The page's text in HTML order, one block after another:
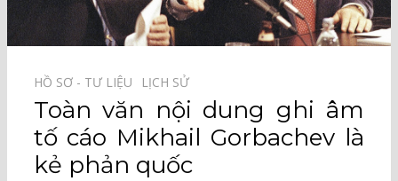
HỒ SƠ - TƯ LIỆU⠀ LỊCH SỬ⠀
Toàn văn nội dung ghi âm
tố cáo Mikhail Gorbachev là
kẻ phản quốc